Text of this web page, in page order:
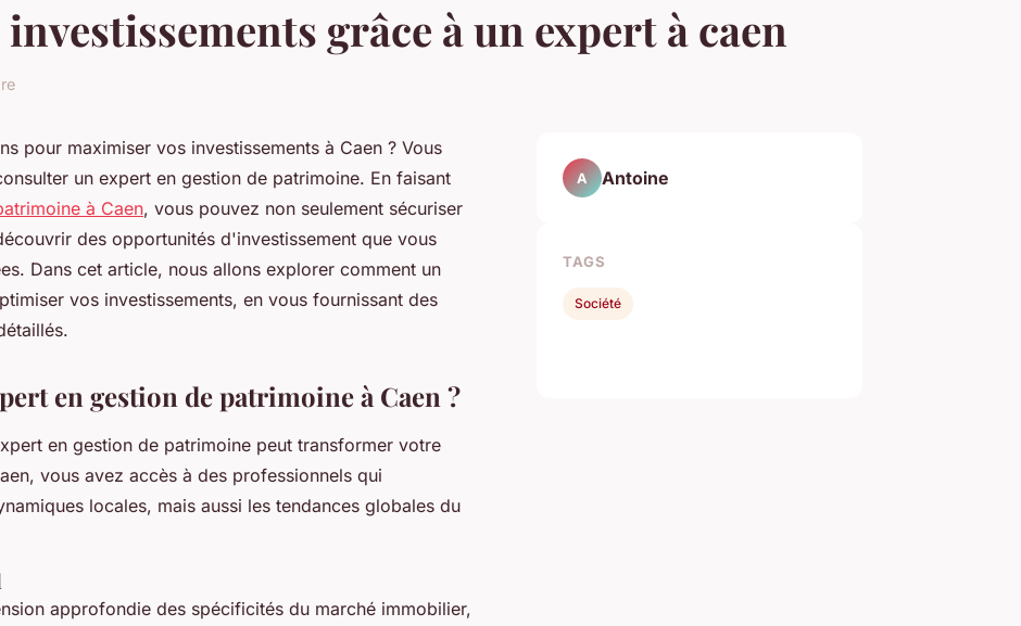
grâce à un expert à caen
pour maximiser vos investissements à Caen ? Vous
un expert en gestion de patrimoine. En faisant
à Caen, vous pouvez non seulement sécuriser
des opportunités d'investissement que vous
Dans cet article, nous allons explorer comment un
vos investissements, en vous fournissant des
en gestion de patrimoine à Caen ?
en gestion de patrimoine peut transformer votre
vous avez accès à des professionnels qui
locales, mais aussi les tendances globales du
approfondie des spécificités du marché immobilier,
A Antoine
TAGS
Société